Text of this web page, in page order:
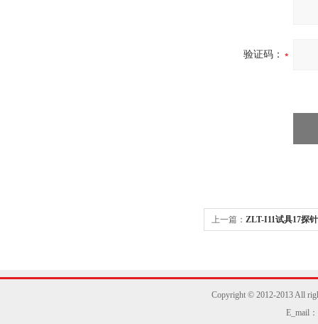
验证码：
上一篇： ZLT-I11试具17探针
Copyright © 2012-2013 All
E_mail